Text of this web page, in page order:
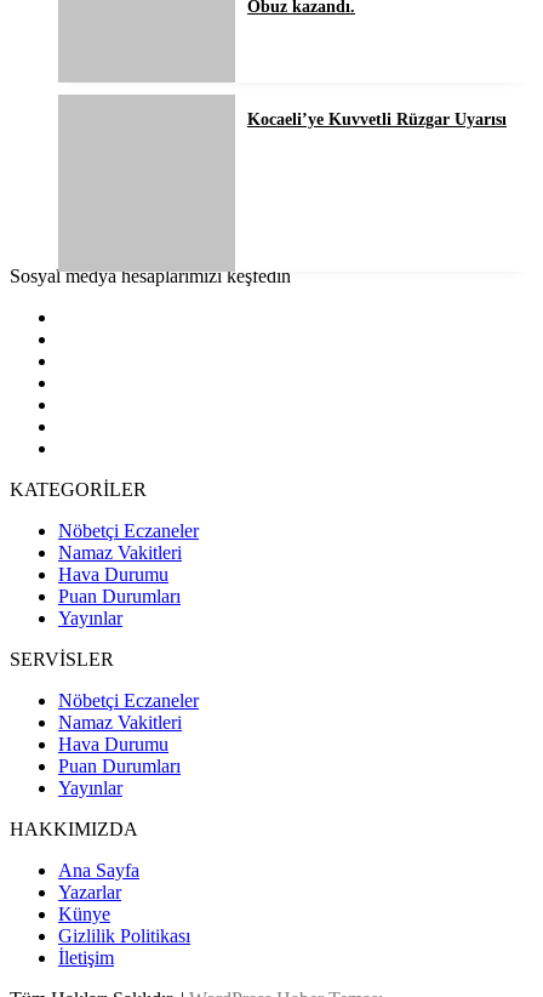
Obuz kazandı.
Kocaeli’ye Kuvvetli Rüzgar Uyarısı
Sosyal medya hesaplarımızı keşfedin
KATEGORİLER
Nöbetçi Eczaneler
Namaz Vakitleri
Hava Durumu
Puan Durumları
Yayınlar
SERVİSLER
Nöbetçi Eczaneler
Namaz Vakitleri
Hava Durumu
Puan Durumları
Yayınlar
HAKKIMIZDA
Ana Sayfa
Yazarlar
Künye
Gizlilik Politikası
İletişim